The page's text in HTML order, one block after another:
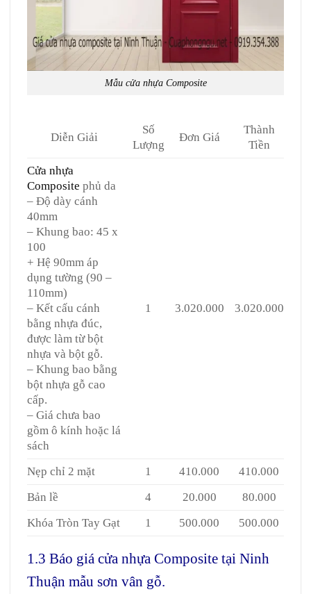
Mẫu cửa nhựa Composite
Diễn Giải
Số
Lượng
Đơn Giá
Thành
Tiền
Cửa nhựa
Composite phủ da
– Độ dày cánh
40mm
– Khung bao: 45 x
100
+ Hệ 90mm áp
dụng tường (90 –
110mm)
– Kết cấu cánh
bằng nhựa đúc,
được làm từ bột
nhựa và bột gỗ.
– Khung bao bằng
bột nhựa gỗ cao
cấp.
– Giá chưa bao
gồm ô kính hoặc lá
sách
1 3.020.000 3.020.000
Nẹp chỉ 2 mặt 1 410.000
410.000
Bản lề
4 20.000
80.000
Khóa Tròn Tay Gạt
1 500.000 500.000
1.3 Báo giá cửa nhựa Composite tại Ninh
Thuận mẫu sơn vân gỗ.